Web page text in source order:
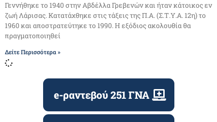
Γεννήθηκε το 1940 στην Αβδέλλα Γρεβενών και ήταν κάτοικος εν
ζωή Λάρισας. Κατατάχθηκε στις τάξεις της Π.Α. (Σ.Τ.Υ.Α. 12η) το
1960 και αποστρατεύτηκε το 1990. Η εξόδιος ακολουθία θα
πραγματοποιηθεί
Δείτε Περισσότερα »
e-ραντεβού 251 ΓΝΑ